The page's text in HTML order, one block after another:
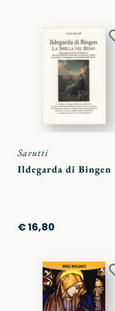
Sarutti
Ildegarda di Bingen
€ 16,80